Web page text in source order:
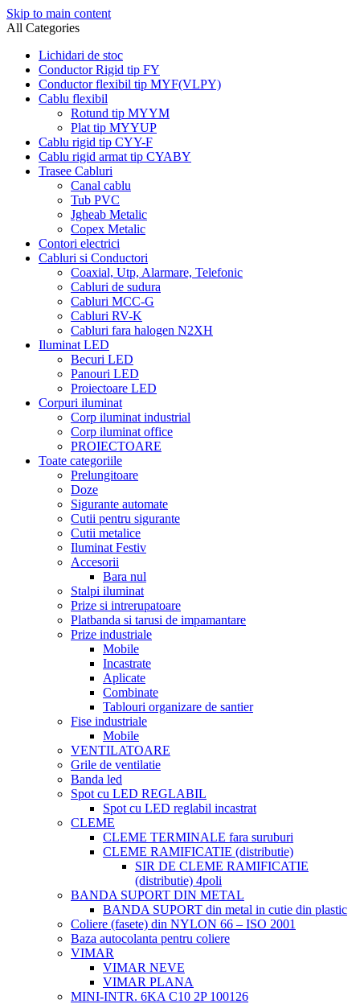
Skip to main content
All Categories
Lichidari de stoc
Conductor Rigid tip FY
Conductor flexibil tip MYF(VLPY)
Cablu flexibil
Rotund tip MYYM
Plat tip MYYUP
Cablu rigid tip CYY-F
Cablu rigid armat tip CYABY
Trasee Cabluri
Canal cablu
Tub PVC
Jgheab Metalic
Copex Metalic
Contori electrici
Cabluri si Conductori
Coaxial, Utp, Alarmare, Telefonic
Cabluri de sudura
Cabluri MCC-G
Cabluri RV-K
Cabluri fara halogen N2XH
Iluminat LED
Becuri LED
Panouri LED
Proiectoare LED
Corpuri iluminat
Corp iluminat industrial
Corp iluminat office
PROIECTOARE
Toate categoriile
Prelungitoare
Doze
Sigurante automate
Cutii pentru sigurante
Cutii metalice
Iluminat Festiv
Accesorii
Bara nul
Stalpi iluminat
Prize si intrerupatoare
Platbanda si tarusi de impamantare
Prize industriale
Mobile
Incastrate
Aplicate
Combinate
Tablouri organizare de santier
Fise industriale
Mobile
VENTILATOARE
Grile de ventilatie
Banda led
Spot cu LED REGLABIL
Spot cu LED reglabil incastrat
CLEME
CLEME TERMINALE fara suruburi
CLEME RAMIFICATIE (distributie)
SIR DE CLEME RAMIFICATIE
(distributie) 4poli
BANDA SUPORT DIN METAL
BANDA SUPORT din metal in cutie din plastic
Coliere (fasete) din NYLON 66 – ISO 2001
Baza autocolanta pentru coliere
VIMAR
VIMAR NEVE
VIMAR PLANA
MINI-INTR. 6KA C10 2P 100126